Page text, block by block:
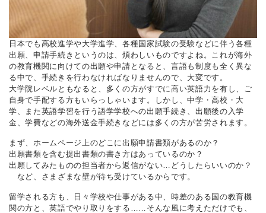
日本でも高校進学や大学進学、各種国家試験の受験などに伴う各種
出願、申請手続きというのは、煩わしいものですよね。これが海外
の教育機関に向けての出願や申請となると、言語も制度も全く異な
る中で、手続きを行わなければなりませんので、大変です。
大学院レベルともなると、多くの方がすでに高い英語力を有し、ご
自身で手配する方もいらっしゃいます。しかし、中学・高校・大
学、また英語学習を行う語学学校への出願手続き、出願後の入学
金、学費などの海外送金手続きなどには多くの方が苦労されます。
まず、ホームページ上のどこに出願申請書類があるのか？
出願書類を含む提出書類の書き方はあっているのか？
出願してみたものの担当者から返信がない…どうしたらいいのか？
など、さまざまな壁が待ち受けているからです。
留学される方も、日々学校や仕事がある中、時差のある国の教育機
関の方と、英語でやり取りをする……そんな風に考えただけでも、